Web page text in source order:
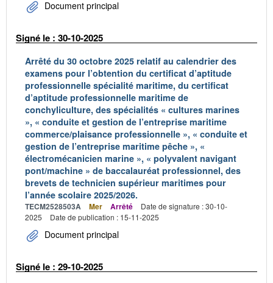
Document principal
Signé le : 30-10-2025
Arrêté du 30 octobre 2025 relatif au calendrier des
examens pour l’obtention du certificat d’aptitude
professionnelle spécialité maritime, du certificat
d’aptitude professionnelle maritime de
conchyliculture, des spécialités « cultures marines
», « conduite et gestion de l’entreprise maritime
commerce/plaisance professionnelle », « conduite et
gestion de l’entreprise maritime pêche », «
électromécanicien marine », « polyvalent navigant
pont/machine » de baccalauréat professionnel, des
brevets de technicien supérieur maritimes pour
l’année scolaire 2025/2026.
TECM2528503A Mer Arrêté
Date de signature : 30-10-
2025
Date de publication : 15-11-2025
Document principal
Signé le : 29-10-2025